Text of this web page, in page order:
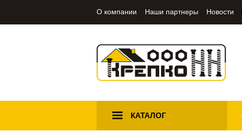
О компании Наши партнеры Новости
КАТАЛОГ